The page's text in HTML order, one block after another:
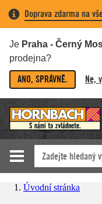
Doprava zdarma na
Je Praha - Černý
prodejna?
ANO, SPRÁVNĚ. Ne,
Úvodní stránka